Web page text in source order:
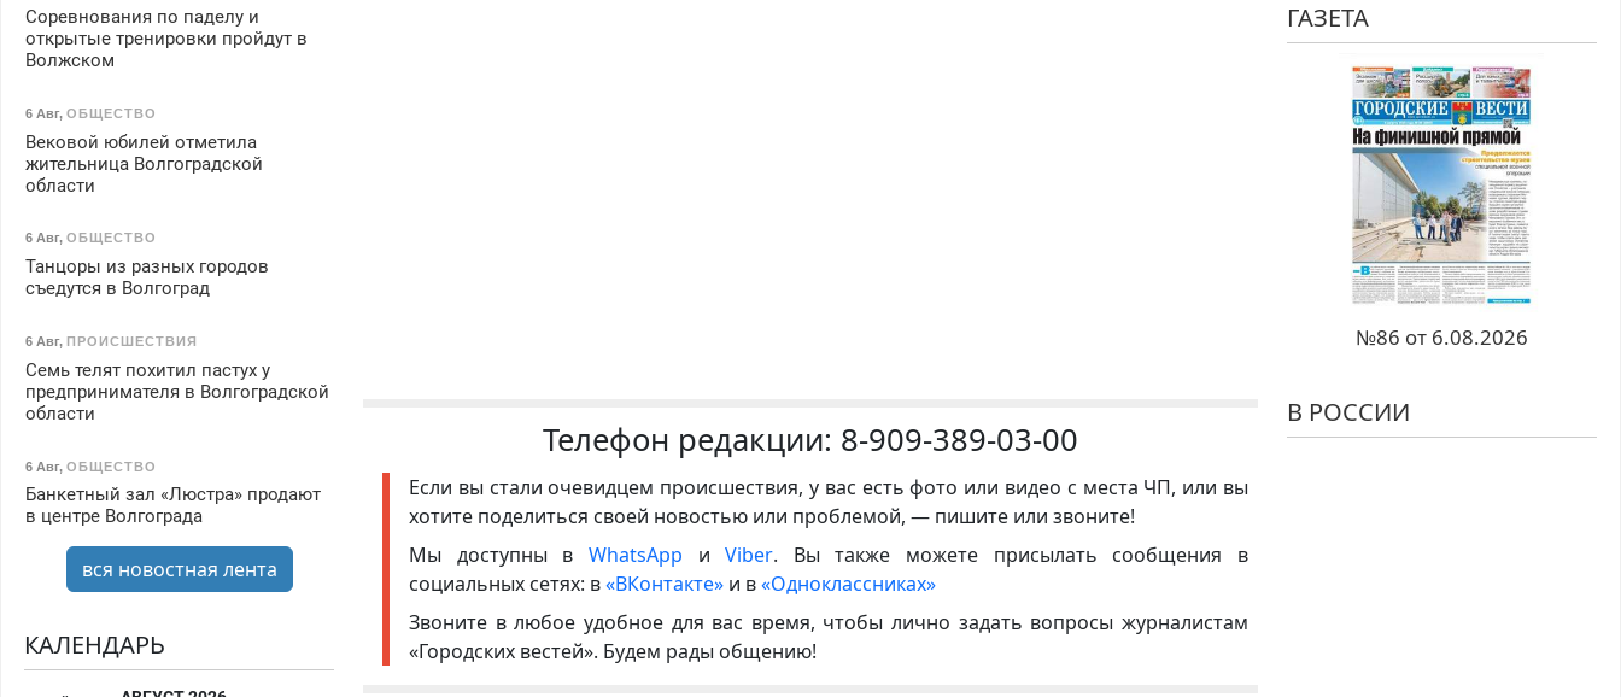
Телефон редакции: 8-909-389-03-00
Если вы стали очевидцем происшествия, у вас есть фото или видео с места ЧП, или вы
хотите поделиться своей новостью или проблемой, — пишите или звоните!
Мы доступны в WhatsApp иViber. Вы также можете присылать сообщения в
социальных сетях: в«ВКонтакте» и в«Одноклассниках»
Звоните в любое удобное для вас время, чтобы лично задать вопросы журналистам
«Городских вестей». Будем рады общению!
Соревнования по паделу и
открытые тренировки пройдут в
Волжском
6 Авг, ОБЩЕСТВО
Вековой юбилей отметила
жительница Волгоградской
области
6 Авг, ОБЩЕСТВО
Танцоры из разных городов
съедутся в Волгоград
6 Авг, ПРОИСШЕСТВИЯ
Семь телят похитил пастух у
предпринимателя в Волгоградской
области
6 Авг, ОБЩЕСТВО
Банкетный зал «Люстра» продают
в центре Волгограда
вся новостная лента
КАЛЕНДАРЬ
ГАЗЕТА
№86 от 6.08.2026
В РОССИИ